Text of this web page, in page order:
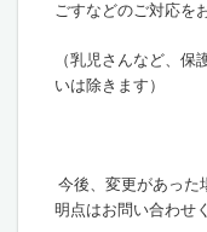
ごすなどのご対応を
（乳児さんなど、
いは除きます）
今後、変更があった
明点はお問い合わせ